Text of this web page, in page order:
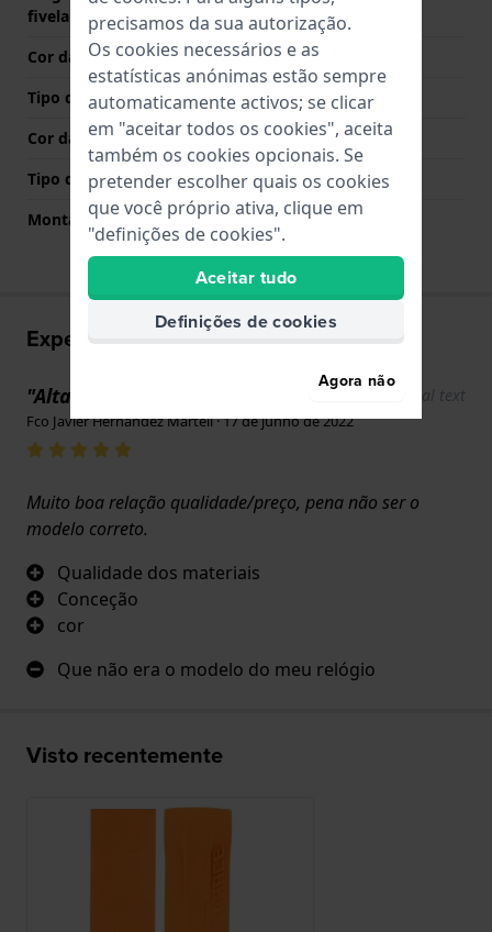
fivela
Cor da bracelete
Laranja
Tipo de Fecho
Nenhum
Cor da fivela
N/A
Tipo de montagem
Pinos de pressão
Montagem Reta
Não
Experiências utilizador
"Alta qualidade" Show original text
Fco Javier Hernandez Martell · 17 de junho de 2022
Muito boa relação qualidade/preço, pena não ser o
modelo correto.
Qualidade dos materiais
Conceção
cor
Que não era o modelo do meu relógio
Visto recentemente
precisamos da sua autorização.
Os cookies necessários e as
estatísticas anónimas estão sempre
automaticamente activos; se clicar
em "aceitar todos os cookies", aceita
também os cookies opcionais. Se
pretender escolher quais os cookies
que você próprio ativa, clique em
"definições de cookies".
Aceitar tudo
Definições de cookies
Agora não